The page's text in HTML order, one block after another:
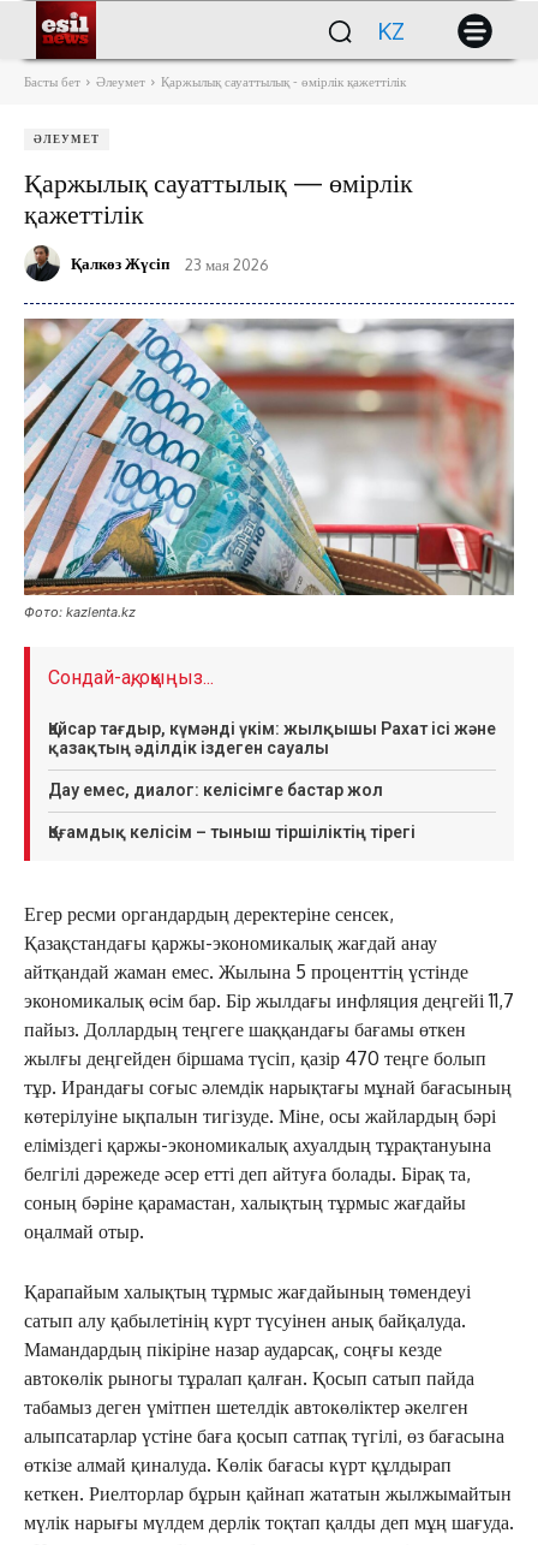
KZ
Басты бет Әлеумет Қаржылық сауаттылық - өмірлік қажеттілік
ӘЛЕУМЕТ
Қаржылық сауаттылық — өмірлік
қажеттілік
Қалкөз Жүсіп 23 мая 2026
Фото: kazlenta.kz
Сондай-ақ, оқыңыз...
Қайсар тағдыр, күмәнді үкім: жылқышы Рахат ісі және
қазақтың әділдік іздеген сауалы
Дау емес, диалог: келісімге бастар жол
Қоғамдық келісім – тыныш тіршіліктің тірегі
Егер ресми органдардың деректеріне сенсек,
Қазақстандағы қаржы-экономикалық жағдай анау
айтқандай жаман емес. Жылына 5 проценттің үстінде
экономикалық өсім бар. Бір жылдағы инфляция деңгейі 11,7
пайыз. Доллардың теңгеге шаққандағы бағамы өткен
жылғы деңгейден біршама түсіп, қазір 470 теңге болып
тұр. Ирандағы соғыс әлемдік нарықтағы мұнай бағасының
көтерілуіне ықпалын тигізуде. Міне, осы жайлардың бәрі
еліміздегі қаржы-экономикалық ахуалдың тұрақтануына
белгілі дәрежеде әсер етті деп айтуға болады. Бірақ та,
соның бәріне қарамастан, халықтың тұрмыс жағдайы
оңалмай отыр.
Қарапайым халықтың тұрмыс жағдайының төмендеуі
сатып алу қабылетінің күрт түсуінен анық байқалуда.
Мамандардың пікіріне назар аударсақ, соңғы кезде
автокөлік рыногы тұралап қалған. Қосып сатып пайда
табамыз деген үмітпен шетелдік автокөліктер әкелген
алыпсатарлар үстіне баға қосып сатпақ түгілі, өз бағасына
өткізе алмай қиналуда. Көлік бағасы күрт құлдырап
кеткен. Риелторлар бұрын қайнап жататын жылжымайтын
мүлік нарығы мүлдем дерлік тоқтап қалды деп мұң шағуда.